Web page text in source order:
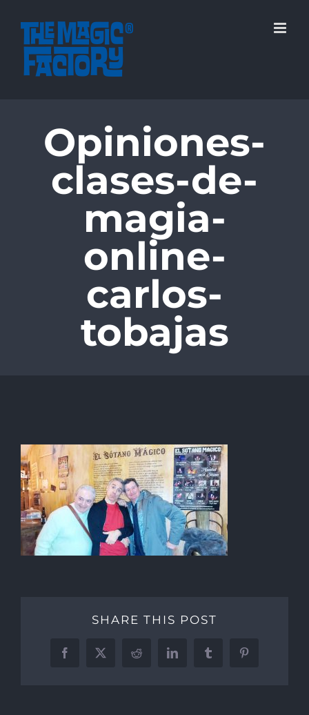
contenido
Opiniones-
clases-de-
magia-
online-
carlos-
tobajas
SHARE THIS POST
Facebook
X Reddit LinkedInTumblr Pinterest